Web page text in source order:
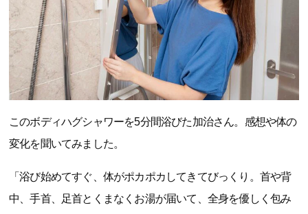
このボディハグシャワーを5分間浴びた加治さん。感想や体の
変化を聞いてみました。
「浴び始めてすぐ、体がポカポカしてきてびっくり。首や背
中、手首、足首とくまなくお湯が届いて、全身を優しく包み